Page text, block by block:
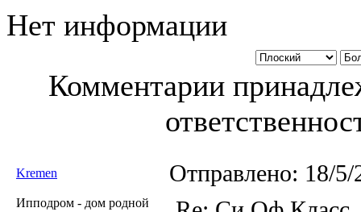
Нет информации
Комментарии
Kremen Отправлено: 18/
Ипподром - дом родной